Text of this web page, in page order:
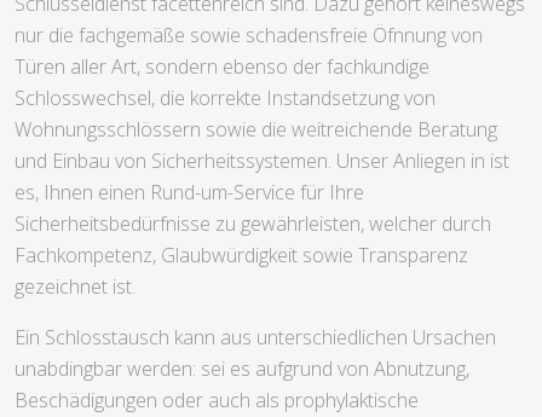
nur die fachgemäße sowie schadensfreie Öfnnung von
Türen aller Art, sondern ebenso der fachkundige
Schlosswechsel, die korrekte Instandsetzung von
Wohnungsschlössern sowie die weitreichende Beratung
und Einbau von Sicherheitssystemen. Unser Anliegen in ist
es, Ihnen einen Rund-um-Service für Ihre
Sicherheitsbedürfnisse zu gewährleisten, welcher durch
Fachkompetenz, Glaubwürdigkeit sowie Transparenz
gezeichnet ist.
Ein Schlosstausch kann aus unterschiedlichen Ursachen
unabdingbar werden: sei es aufgrund von Abnutzung,
Beschädigungen oder auch als prophylaktische